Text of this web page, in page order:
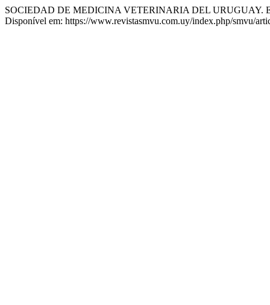
SOCIEDAD DE MEDICINA VETERINARIA DEL URUGUAY.
Disponível em: https://www.revistasmvu.com.uy/index.php/smvu/